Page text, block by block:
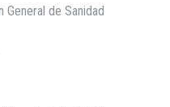
General de Sanidad